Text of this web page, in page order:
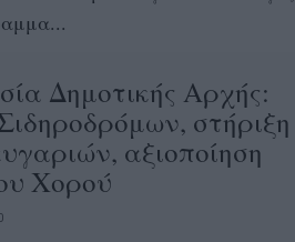
Δημοτικής Αρχής:
στήριξη
αξιοποίηση
Χορού